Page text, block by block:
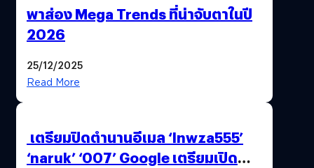
พาส่อง Mega Trends ที่น่าจับตาในปี
2026
25/12/2025
Read More
เตรียมปิดตำนานอีเมล ‘lnwza555’
‘naruk’ ‘007’ Google เตรียมเปิด